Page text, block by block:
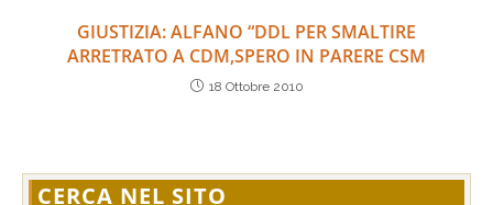
GIUSTIZIA: ALFANO “DDL PER SMALTIRE
ARRETRATO A CDM,SPERO IN PARERE CSM
18 Ottobre 2010
CERCA NEL SITO